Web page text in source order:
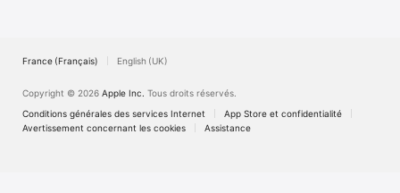
France (Français) English (UK)
Copyright © 2026 Apple Inc. Tous droits réservés.
Conditions générales des services Internet
App Store et confidentialité
Avertissement concernant les cookies
Assistance